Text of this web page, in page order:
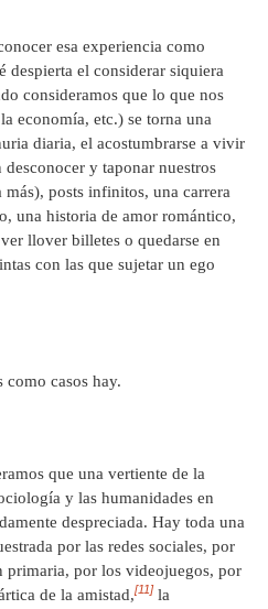
esa experiencia como
despierta el considerar siquiera
consideramos que lo que nos
economía, etc.) se torna una
diaria, el acostumbrarse a vivir
y taponar nuestros
posts infinitos, una carrera
una historia de amor romántico,
llover billetes o quedarse en
con las que sujetar un ego
como casos hay.
que una vertiente de la
y las humanidades en
despreciada. Hay toda una
por las redes sociales, por
primaria, por los videojuegos, por
de la amistad,[11] la